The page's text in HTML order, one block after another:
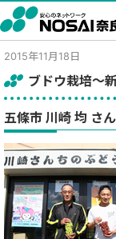
2015年11月18日
ブドウ栽培～
五條市 川崎 均 さ